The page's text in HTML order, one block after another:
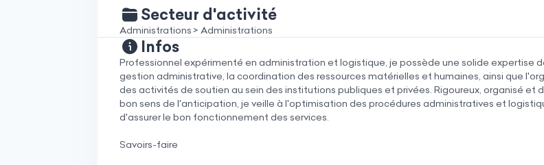
Secteur d'activité
Administrations > Administrations
Infos
Professionnel expérimenté en administration et logistique, je possède une solide expertise
gestion administrative, la coordination des ressources matérielles et humaines, ainsi que
des activités de soutien au sein des institutions publiques et privées. Rigoureux, organisé et
bon sens de l'anticipation, je veille à l'optimisation des procédures administratives et
d'assurer le bon fonctionnement des services.
Savoirs-faire